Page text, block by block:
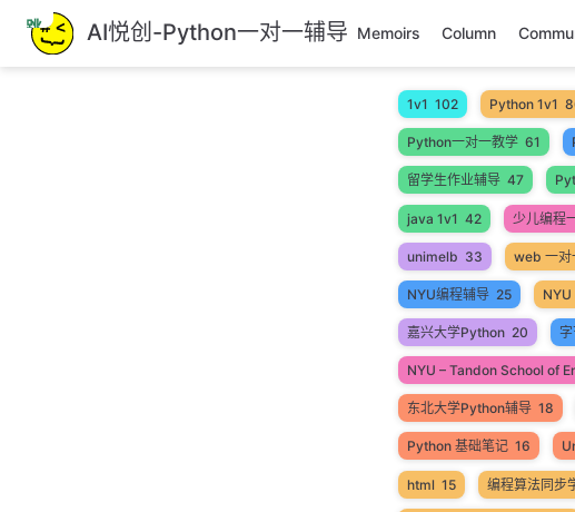
跳
至
主
AI悦创-Python一对一辅导 Memoirs Column
1v1 102 Python 1v1
Python一对一教学 61
留学生作业辅导 47
java 1v1 42 少儿编程
unimelb 33 web 一对
NYU编程辅导 25
嘉兴大学Python 20 字
NYU – Tandon School of
东北大学Python辅导 18
Python 基础笔记 16
html 15 编程算法同步